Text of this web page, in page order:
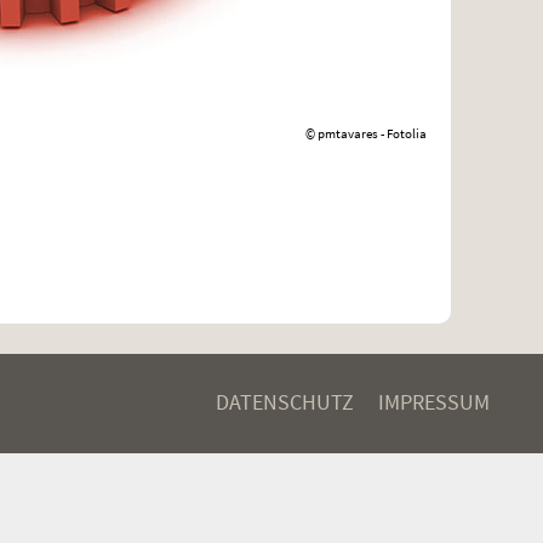
© pmtavares - Fotolia
DATENSCHUTZ IMPRESSUM